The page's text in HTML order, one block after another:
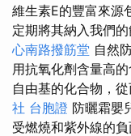
維生素E的豐富來源
定期將其納入我們
心南路撥筋堂 自然
用抗氧化劑含量高的
自由基的化合物，
社 台胞證 防曬霜嬰
受燃燒和紫外線的負